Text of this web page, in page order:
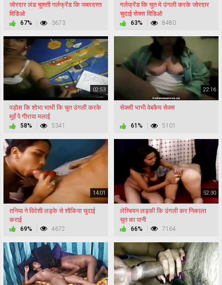
जोरदार लंड चुशती गर्लफ्रेंड कि जबरदस्त
विडिओ
67% 3673
गर्लफ्रेंड कि चुत मे उंगली करके जोरदार
चुदाई सेक्स विडिओ
63% 8480
02:53
पड़ोस कि शोभा भाभी कि चुत उंगली करके
मुहँ पे गीराया मलाई
58% 5341
22:16
सेक्सी भाभी वेबकैम सेक्स
61% 5101
14:01
तनिया ने विदेशी लड़के से शौकिया चुदाई
कराई
69% 4672
52:30
लेस्बियन लड़की कि उंगली कर निकाला
चुत का पानी
66% 7164